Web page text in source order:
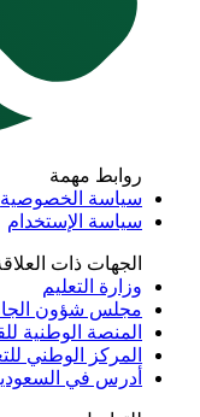
روابط مهمة
سياسة الخصوصية
سياسة الإستخدام
الجهات ذات
وزارة التعليم
مجلس شؤون
المنصة الوطنية
المركز الوطني
أدرس في